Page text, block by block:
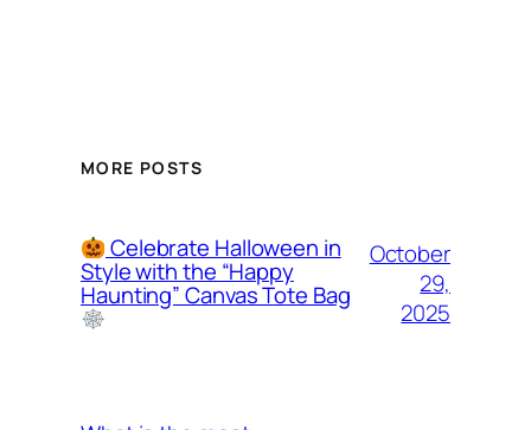
MORE POSTS
Celebrate Halloween in
Style with the “Happy
Haunting” Canvas Tote Bag
October
29,
2025